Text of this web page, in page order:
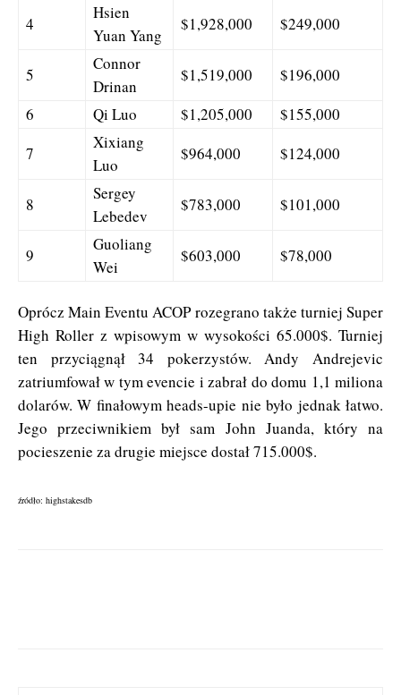
4
Hsien
Yuan Yang
$1,928,000 $249,000
5
Connor
Drinan
$1,519,000
$196,000
6
Qi Luo $1,205,000
$155,000
7
Xixiang
Luo
$964,000 $124,000
8
Sergey
Lebedev
$783,000 $101,000
9
Guoliang
Wei
$603,000 $78,000
Oprócz Main Eventu ACOP rozegrano także turniej Super
High Roller z wpisowym w wysokości 65.000$. Turniej
ten przyciągnął 34 pokerzystów. Andy Andrejevic
zatriumfował w tym evencie i zabrał do domu 1,1 miliona
dolarów. W finałowym heads-upie nie było jednak łatwo.
Jego przeciwnikiem był sam John Juanda, który na
pocieszenie za drugie miejsce dostał 715.000$.
źródło: highstakesdb